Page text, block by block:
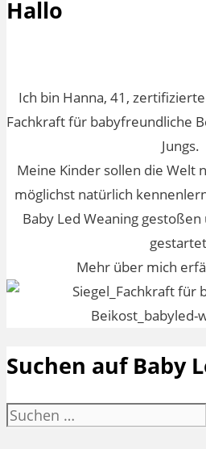
Hallo
Ich bin Hanna, 41,
Fachkraft für babyfreundliche
Jungs.
Meine Kinder sollen die Welt
möglichst natürlich
Baby Led Weaning
Mehr über mich
Suchen auf Baby
Suchen